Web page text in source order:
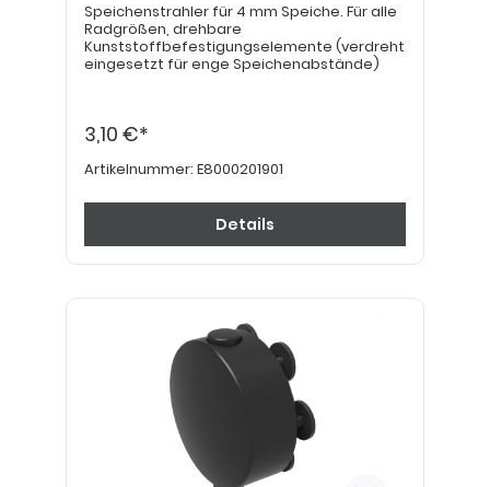
Speichenstrahler für 4 mm Speiche. Für alle
Radgrößen, drehbare
Kunststoffbefestigungselemente (verdreht
eingesetzt für enge Speichenabstände)
3,10 €*
Artikelnummer: E8000201901
Details